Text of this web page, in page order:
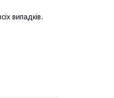
випадків.